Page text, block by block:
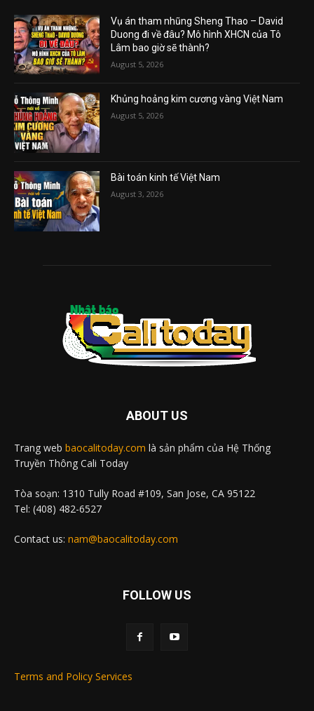
Vụ án tham nhũng Sheng Thao – David
Duong đi về đâu? Mô hình XHCN của Tô
Lâm bao giờ sẽ thành?
August 5, 2026
Khủng hoảng kim cương vàng Việt Nam
August 5, 2026
Bài toán kinh tế Việt Nam
August 3, 2026
ABOUT US
Trang web baocalitoday.com là sản phẩm của Hệ Thống
Truyền Thông Cali Today
Tòa soạn: 1310 Tully Road #109, San Jose, CA 95122
Tel: (408) 482-6527
Contact us: nam@baocalitoday.com
FOLLOW US
Terms and Policy Services